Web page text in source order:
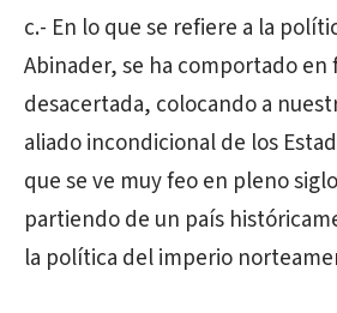
c.- En lo que se refiere a la
Abinader, se ha comportado en
desacertada, colocando a
aliado incondicional de los
que se ve muy feo en pleno
partiendo de un país
la política del imperio